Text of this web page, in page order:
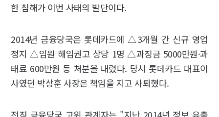
한 침해가 이번 사태의 발단이다.
2014년 금융당국은 롯데카드에 △3개월 간 신규 영업
정지 △임원 해임권고 상당 1명 △과징금 5000만원·과
태료 600만원 등 처분을 내렸다. 당시 롯데카드 대표이
사였던 박상훈 사장은 책임을 지고 사퇴했다.